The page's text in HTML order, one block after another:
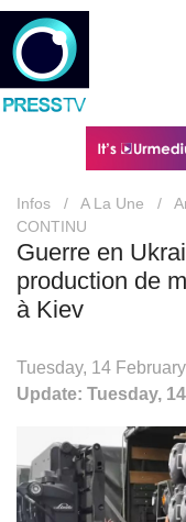
Infos / A La Une /
CONTINU
Guerre en
production de
à Kiev
Tuesday, 14
Update: Tuesday,